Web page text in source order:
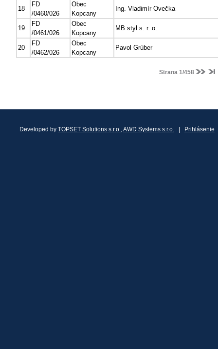
18
FD
/0460/026
Obec
Kopcany
Ing. Vladimír Ovečka
19
FD
/0461/026
Obec
Kopcany
MB styl s. r. o.
20
FD
/0462/026
Obec
Kopcany
Pavol Grúber
Strana 1/458
Developed by TOPSET Solutions s.r.o.,AWD Systems s.r.o. Prihlásenie